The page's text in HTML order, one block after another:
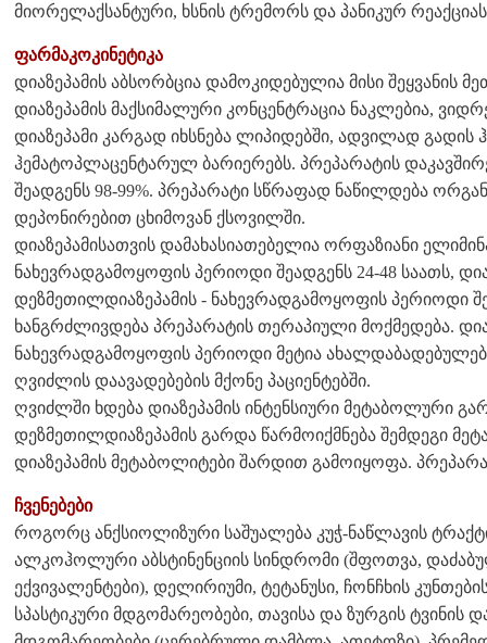
მიორელაქსანტური, ხსნის ტრემორს და პანიკურ
ფარმაკოკინეტიკა
დიაზეპამის აბსორბცია დამოკიდებულია მისი შეყვანის
დიაზეპამის მაქსიმალური კონცენტრაცია ნაკლებია,
დიაზეპამი კარგად იხსნება ლიპიდებში, ადვილად
ჰემატოპლაცენტარულ ბარიერებს. პრეპარატის
შეადგენს 98-99%. პრეპარატი სწრაფად ნაწილდება
დეპონირებით ცხიმოვან ქსოვილში.
დიაზეპამისათვის დამახასიათებელია ორფაზიანი
ნახევრადგამოყოფის პერიოდი შეადგენს 24-48 საათს,
დეზმეთილდიაზეპამის - ნახევრადგამოყოფის პერიოდი
ხანგრძლივდება პრეპარატის თერაპიული მოქმედება.
ნახევრადგამოყოფის პერიოდი მეტია
ღვიძლის დაავადებების მქონე პაციენტებში.
ღვიძლში ხდება დიაზეპამის ინტენსიური მეტაბოლური
დეზმეთილდიაზეპამის გარდა წარმოიქმნება შემდეგი
დიაზეპამის მეტაბოლიტები შარდით გამოიყოფა.
ჩვენებები
როგორც ანქსიოლიზური საშუალება კუჭ-ნაწლავის
ალკოჰოლური აბსტინენციის სინდრომი (შფოთვა,
ექვივალენტები), დელირიუმი, ტეტანუსი, ჩონჩხის
სპასტიკური მდგომარეობები, თავისა და ზურგის ტვინის